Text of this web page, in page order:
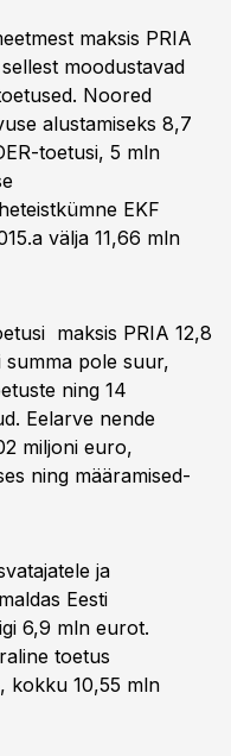
maksis PRIA
moodustavad
Noored
alustamiseks 8,7
toetusi, 5 mln
EKF
välja 11,66 mln
maksis PRIA 12,8
summa pole suur,
ning 14
Eelarve nende
miljoni euro,
ning määramised-
ja
Eesti
6,9 mln eurot.
toetus
kokku 10,55 mln